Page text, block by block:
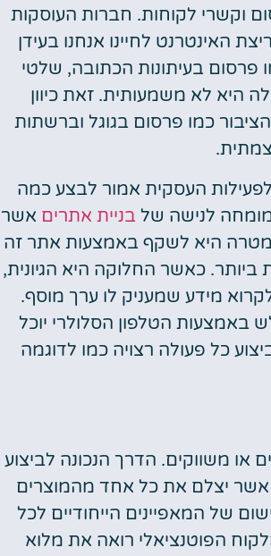
וקשרי לקוחות. חברות העוסקות
האינטרנט לחיינו אנחנו בעידן
פרסום בעיתונות הכתובה, שלטי
היא לא משמעותית. זאת כיוון
כמו פרסום בגוגל וברשתות
העסקית אמור לבצע כמה
לנישה של בניית אתרים אשר
המטרה היא לשקף באמצעות אתר זה
כאשר החלוקה היא הגיונית,
מידע שמעניק לו ערך מוסף.
באמצעות הטלפון הסלולרי יוכל
כל פעולה רצויה כמו לדוגמה
משווקים. הדרך הנכונה לביצוע
אשר יצלם את כל אחד מהמוצרים
של המאפיינים הייחודיים לכל
הפוטנציאלי רואה את מלוא